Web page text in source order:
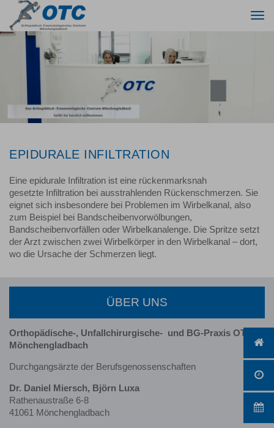
Das Orthopädisch-Traumatologische Centrum Mönchengladbach heißt Sie herzlich willkommen - 2
EPIDURALE INFILTRATION
Eine epidurale Infiltration ist eine rückenmarksnah
gesetzte Infiltration bei ausstrahlenden Rückenschmerzen. Sie
eignet sich insbesondere bei Problemen im Wirbelkanal, also
zum Beispiel bei Bandscheibenvorwölbungen,
Bandscheibenvorfällen oder Wirbelkanalenge. Die Spritze setzt
der Arzt zwischen zwei Wirbelkörper in den Wirbelkanal – dort,
wo die Ursache der Schmerzen liegt.
ÜBER UNS
Orthopädische-, Unfallchirurgische- und BG-Praxis OTC
Mönchengladbach
Durchgangsärzte der Berufsgenossenschaften
Dr. Daniel Miersch, Björn Luxa
Rathenaustraße 6-8
41061 Mönchengladbach